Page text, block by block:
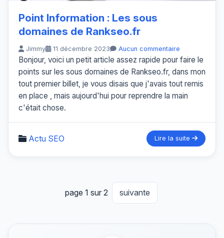
Point Information : Les sous
domaines de Rankseo.fr
Jimmy 11 décembre 2023 Aucun commentaire
Bonjour, voici un petit article assez rapide pour faire le
points sur les sous domaines de Rankseo.fr, dans mon
tout premier billet, je vous disais que j'avais tout remis
en place , mais aujourd'hui pour reprendre la main
c'était chose.
Actu SEO Lire la suite
page 1 sur 2 suivante